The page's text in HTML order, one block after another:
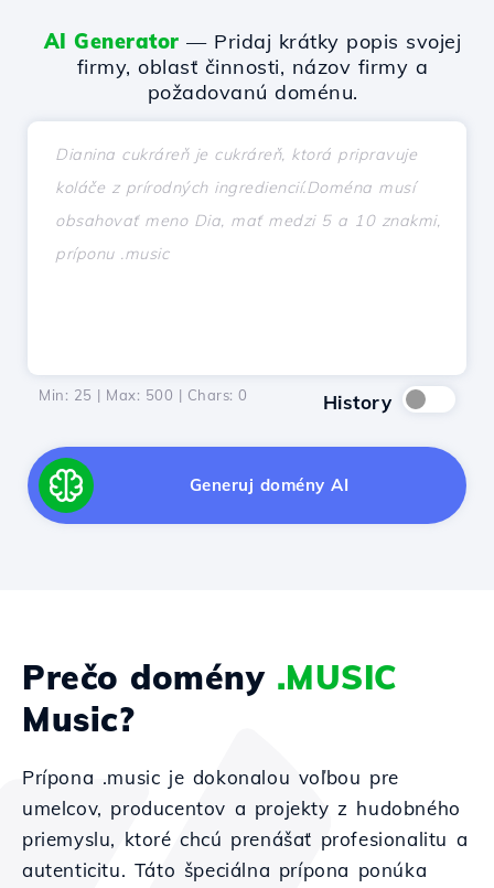
AI Generator — Pridaj krátky popis svojej
firmy, oblasť činnosti, názov firmy a
požadovanú doménu.
Min: 25 | Max: 500 | Chars: 0 History
Generuj domény AI
Prečo domény .MUSIC
Music?
Prípona .music je dokonalou voľbou pre
umelcov, producentov a projekty z hudobného
priemyslu, ktoré chcú prenášať profesionalitu a
autenticitu. Táto špeciálna prípona ponúka